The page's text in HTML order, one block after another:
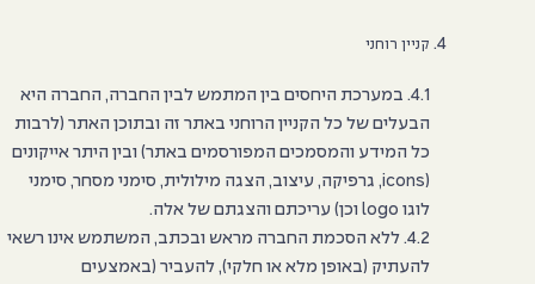
קניין רוחני
4.1. במערכת היחסים בין המתמש לבין החברה, החברה היא
הבעלים של כל הקניין הרוחני באתר זה ובתוכן האתר (לרבות
כל המידע והמסמכים המפורסמים באתר) ובין היתר אייקונים
(icons, גרפיקה, עיצוב, הצגה מילולית, סימני מסחר, סימני
לוגו logo וכן) עריכתם והצגתם של אלה.
4.2. ללא הסכמת החברה מראש ובכתב, המשתמש אינו רשאי
להעתיק (באופן מלא או חלקי), להעביר (באמצעים